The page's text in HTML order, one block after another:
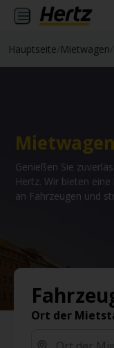
Hauptseite Mietwagen
Mietwagen
Genießen Sie
Hertz. Wir bieten
an Fahrzeugen und
Ort der